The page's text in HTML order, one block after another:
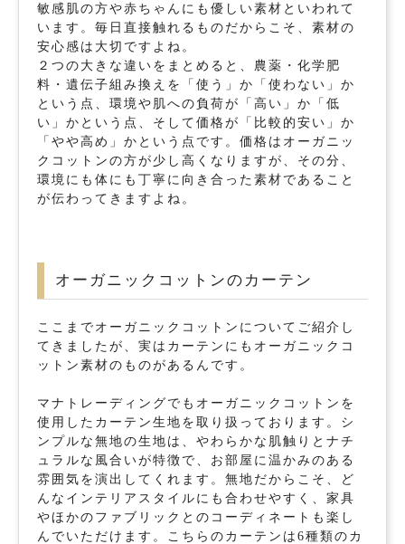
敏感肌の方や赤ちゃんにも優しい素材といわれて
います。毎日直接触れるものだからこそ、素材の
安心感は大切ですよね。
２つの大きな違いをまとめると、農薬・化学肥
料・遺伝子組み換えを「使う」か「使わない」か
という点、環境や肌への負荷が「高い」か「低
い」かという点、そして価格が「比較的安い」か
「やや高め」かという点です。価格はオーガニッ
クコットンの方が少し高くなりますが、その分、
環境にも体にも丁寧に向き合った素材であること
が伝わってきますよね。
オーガニックコットンのカーテン
ここまでオーガニックコットンについてご紹介し
てきましたが、実はカーテンにもオーガニックコ
ットン素材のものがあるんです。
マナトレーディングでもオーガニックコットンを
使用したカーテン生地を取り扱っております。シ
ンプルな無地の生地は、やわらかな肌触りとナチ
ュラルな風合いが特徴で、お部屋に温かみのある
雰囲気を演出してくれます。無地だからこそ、ど
んなインテリアスタイルにも合わせやすく、家具
やほかのファブリックとのコーディネートも楽し
んでいただけます。こちらのカーテンは6種類のカ